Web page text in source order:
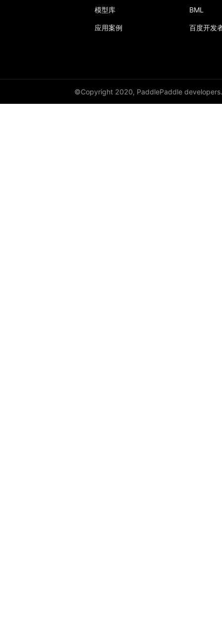
模型库
应用案例
BML
百度开发
©Copyright 2020, PaddlePaddle developers.